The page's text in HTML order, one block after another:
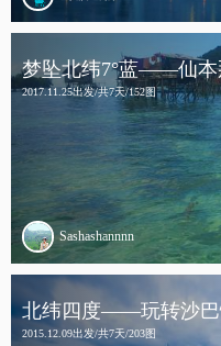
梦坠北纬7°蓝——仙本
2017.11.25出发/共7天/152图
Sashashannnn
北纬四度——玩转沙巴
2015.12.09出发/共7天/203图